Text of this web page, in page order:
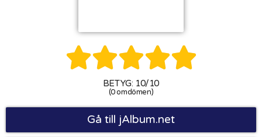

BETYG: 10/10
(0 omdömen)
Gå till jAlbum.net